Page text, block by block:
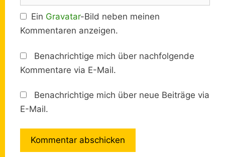
Ein Gravatar-Bild neben meinen
Kommentaren anzeigen.
Benachrichtige mich über nachfolgende
Kommentare via E-Mail.
Benachrichtige mich über neue Beiträge via
E-Mail.